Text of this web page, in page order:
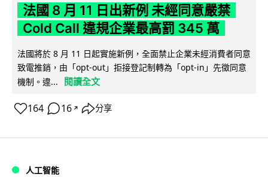
法國 8 月 11 日出新例 未經同意嚴禁
Cold Call 違規企業最高罰 345 萬
法國將於 8 月 11 日起實施新例，全面禁止企業未經消費者同意
致電推銷，由「opt-out」拒接登記制轉為「opt-in」先徵同意
機制。違...
閱讀全文
164 16 ↗ 分享
人工智能